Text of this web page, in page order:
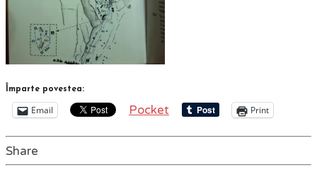
Împarte povestea:
Email Pocket Print
Share